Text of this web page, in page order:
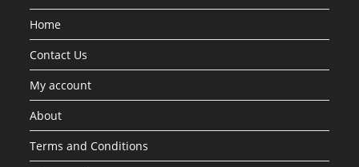
Home
Contact Us
My account
About
Terms and Conditions